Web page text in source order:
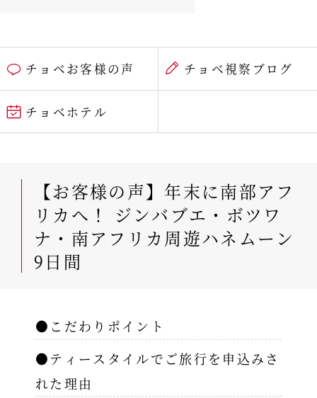
チョベお客様の声 チョベ視察ブログ
チョベホテル
【お客様の声】年末に南部アフ
リカへ！ ジンバブエ・ボツワ
ナ・南アフリカ周遊ハネムーン
9日間
●こだわりポイント
●ティースタイルでご旅行を申込みさ
れた理由